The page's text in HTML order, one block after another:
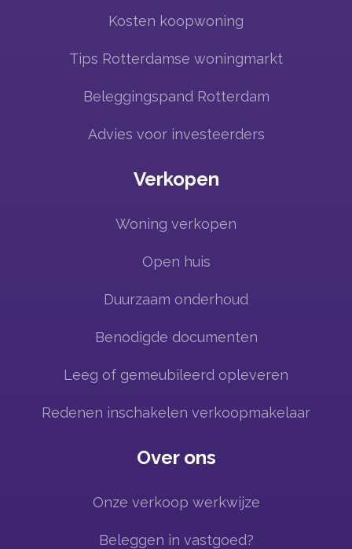
Kosten koopwoning
Tips Rotterdamse woningmarkt
Beleggingspand Rotterdam
Advies voor investeerders
Verkopen
Woning verkopen
Open huis
Duurzaam onderhoud
Benodigde documenten
Leeg of gemeubileerd opleveren
Redenen inschakelen verkoopmakelaar
Over ons
Onze verkoop werkwijze
Beleggen in vastgoed?